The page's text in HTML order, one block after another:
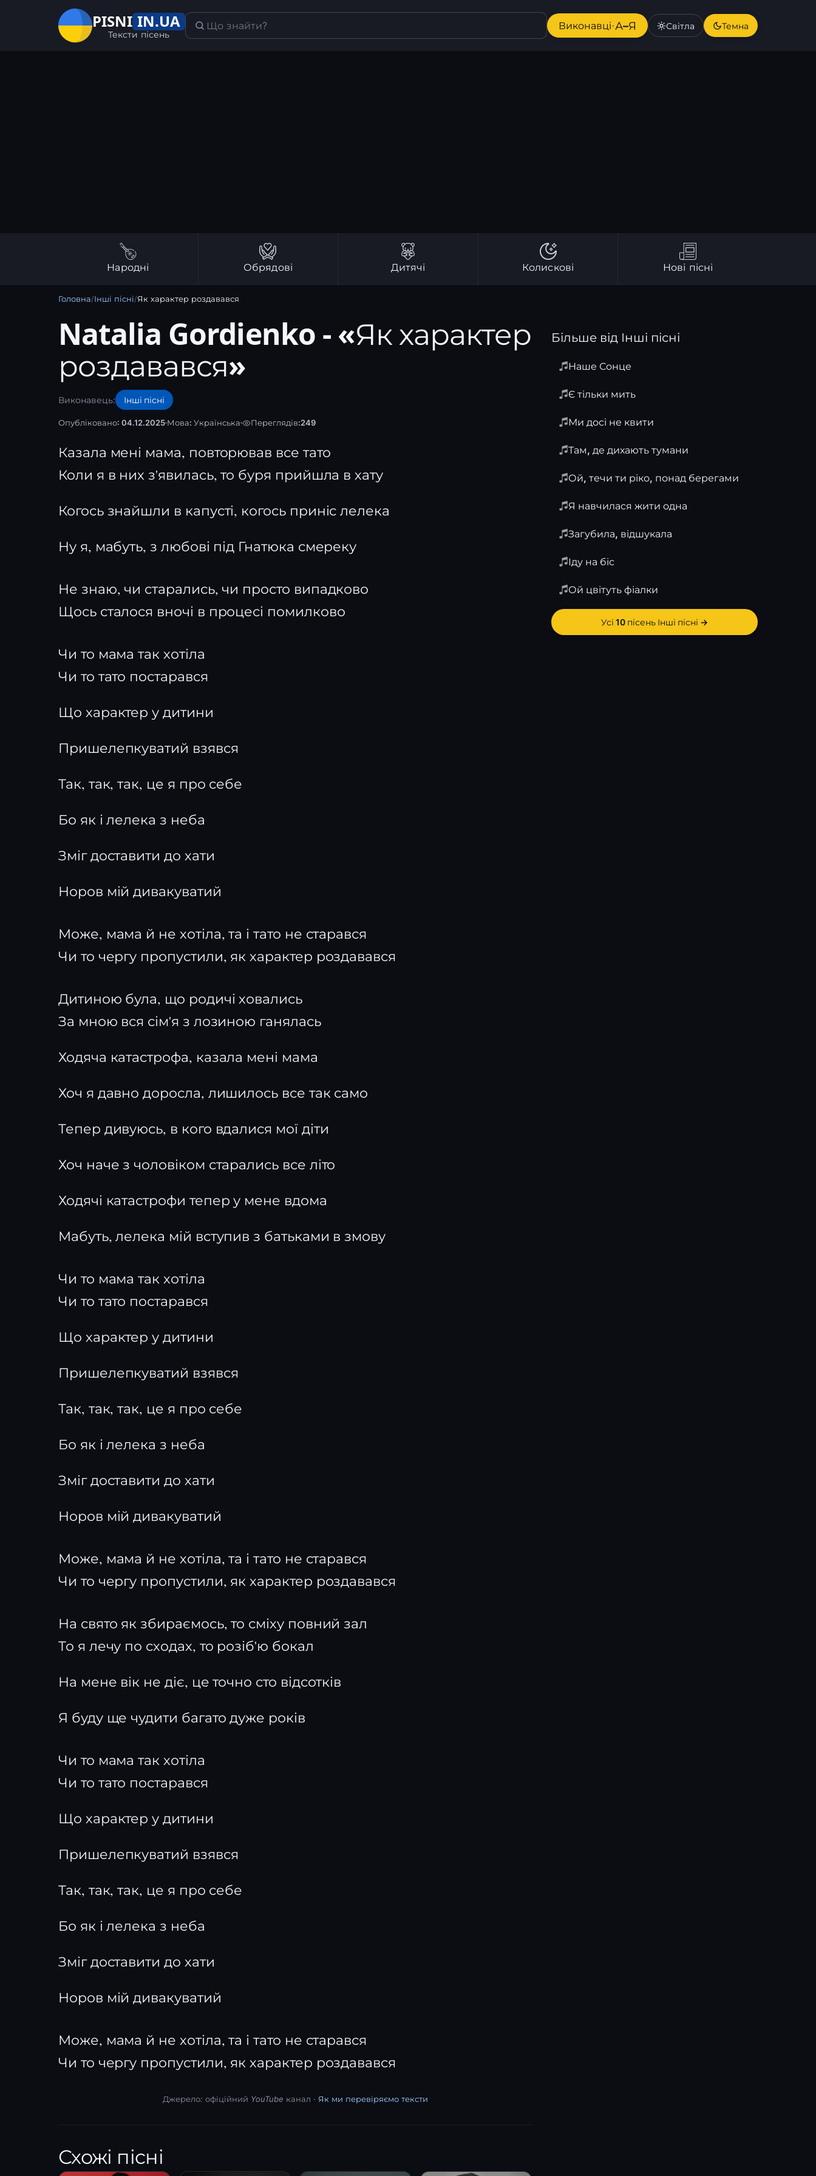
PISNI IN.UA
Тексти пісень
Виконавці·А–Я Світла Темна
Народні Обрядові Дитячі Колискові Нові пісні
Головна/Інші пісні/Як характер роздавався
Natalia Gordienko - «Як характер
роздавався»
Виконавець: Інші пісні
Опубліковано: 04.12.2025 Мова: Українська Переглядів:249
Казала мені мама, повторював все тато
Коли я в них з'явилась, то буря прийшла в хату
Когось знайшли в капусті, когось приніс лелека
Ну я, мабуть, з любові під Гнатюка смереку
Не знаю, чи старались, чи просто випадково
Щось сталося вночі в процесі помилково
Чи то мама так хотіла
Чи то тато постарався
Що характер у дитини
Пришелепкуватий взявся
Так, так, так, це я про себе
Бо як і лелека з неба
Зміг доставити до хати
Норов мій дивакуватий
Може, мама й не хотіла, та і тато не старався
Чи то чергу пропустили, як характер роздавався
Дитиною була, що родичі ховались
За мною вся сім'я з лозиною ганялась
Ходяча катастрофа, казала мені мама
Хоч я давно доросла, лишилось все так само
Тепер дивуюсь, в кого вдалися мої діти
Хоч наче з чоловіком старались все літо
Ходячі катастрофи тепер у мене вдома
Мабуть, лелека мій вступив з батьками в змову
Чи то мама так хотіла
Чи то тато постарався
Що характер у дитини
Пришелепкуватий взявся
Так, так, так, це я про себе
Бо як і лелека з неба
Зміг доставити до хати
Норов мій дивакуватий
Може, мама й не хотіла, та і тато не старався
Чи то чергу пропустили, як характер роздавався
На свято як збираємось, то сміху повний зал
То я лечу по сходах, то розіб'ю бокал
На мене вік не діє, це точно сто відсотків
Я буду ще чудити багато дуже років
Чи то мама так хотіла
Чи то тато постарався
Що характер у дитини
Пришелепкуватий взявся
Так, так, так, це я про себе
Бо як і лелека з неба
Зміг доставити до хати
Норов мій дивакуватий
Може, мама й не хотіла, та і тато не старався
Чи то чергу пропустили, як характер роздавався
Джерело: офіційний YouTube канал · Як ми перевіряємо тексти
Більше від Інші пісні
Наше Сонце
Є тільки мить
Ми досі не квити
Там, де дихають тумани
Ой, течи ти ріко, понад берегами
Я навчилася жити одна
Загубила, відшукала
Іду на біс
Ой цвітуть фіалки
Усі 10 пісень Інші пісні →
Схожі пісні